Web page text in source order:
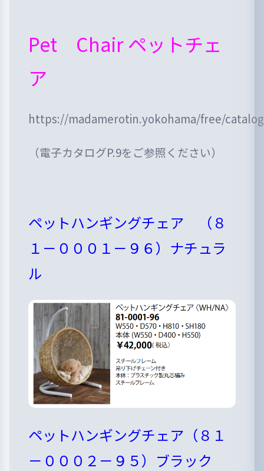
Pet Chair ペットチェ
ア
https://madamerotin.yokohama/free/
（電子カタログP.9をご参照ください）
ペットハンギングチェア （８
１－０００１－９６）ナチュラ
ル
ペットハンギングチェア（８１
－０００２－９５）ブラック